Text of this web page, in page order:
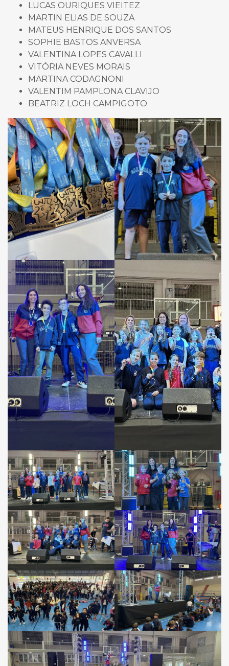
LUCAS OURIQUES VIEITEZ
MARTIN ELIAS DE SOUZA
MATEUS HENRIQUE DOS SANTOS
SOPHIE BASTOS ANVERSA
VALENTINA LOPES CAVALLI
VITÓRIA NEVES MORAIS
MARTINA CODAGNONI
VALENTIM PAMPLONA CLAVIJO
BEATRIZ LOCH CAMPIGOTO